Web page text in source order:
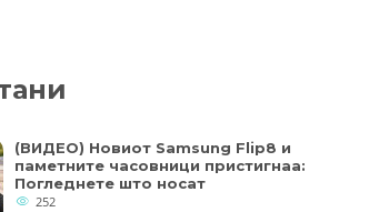
(ВИДЕО) Новиот Samsung Flip8 и
паметните часовници пристигнаа:
Погледнете што носат
252